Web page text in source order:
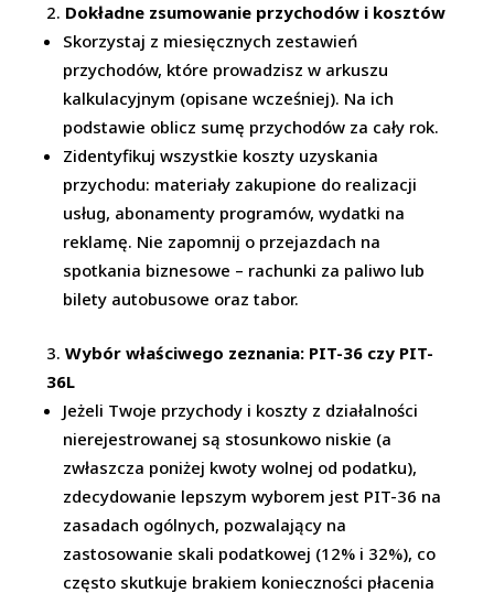
Dokładne zsumowanie przychodów i kosztów
Skorzystaj z miesięcznych zestawień
przychodów, które prowadzisz w arkuszu
kalkulacyjnym (opisane wcześniej). Na ich
podstawie oblicz sumę przychodów za cały rok.
Zidentyfikuj wszystkie koszty uzyskania
przychodu: materiały zakupione do realizacji
usług, abonamenty programów, wydatki na
reklamę. Nie zapomnij o przejazdach na
spotkania biznesowe – rachunki za paliwo lub
bilety autobusowe oraz tabor.
Wybór właściwego zeznania: PIT-36 czy PIT-
36L
Jeżeli Twoje przychody i koszty z działalności
nierejestrowanej są stosunkowo niskie (a
zwłaszcza poniżej kwoty wolnej od podatku),
zdecydowanie lepszym wyborem jest PIT-36 na
zasadach ogólnych, pozwalający na
zastosowanie skali podatkowej (12% i 32%), co
często skutkuje brakiem konieczności płacenia